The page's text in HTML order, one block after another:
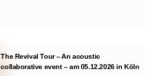
The Revival Tour – An acoustic
collaborative event – am 05.12.2026 in Köln